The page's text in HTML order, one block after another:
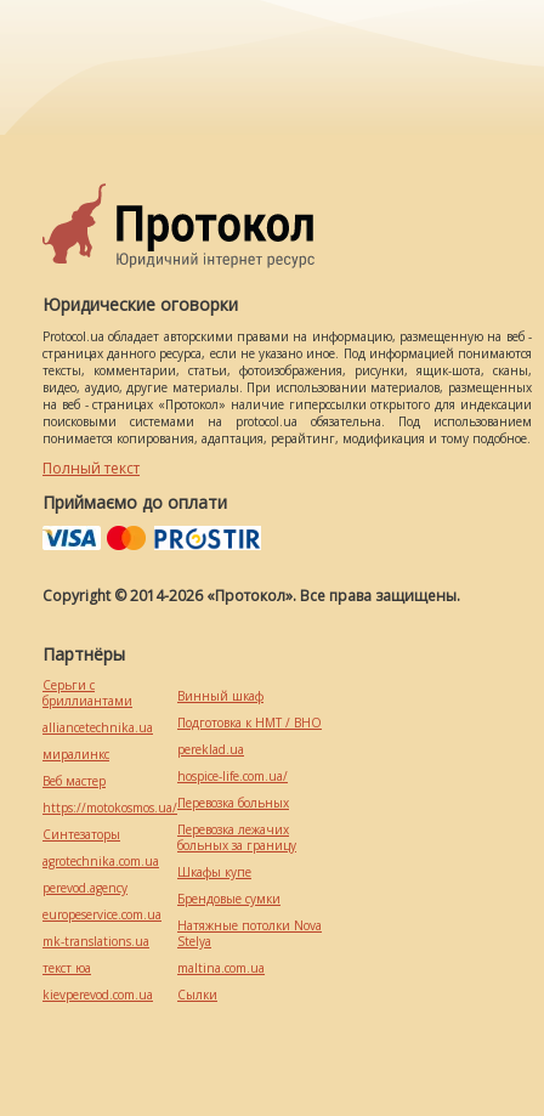
Юридические оговорки
Protocol.ua обладает авторскими правами на информацию, размещенную на веб -
страницах данного ресурса, если не указано иное. Под информацией понимаются
тексты, комментарии, статьи, фотоизображения, рисунки, ящик-шота, сканы,
видео, аудио, другие материалы. При использовании материалов, размещенных
на веб - страницах «Протокол» наличие гиперссылки открытого для индексации
поисковыми системами на protocol.ua обязательна. Под использованием
понимается копирования, адаптация, рерайтинг, модификация и тому подобное.
Полный текст
Приймаємо до оплати
Copyright © 2014-2026 «Протокол». Все права защищены.
Партнёры
Серьги с
бриллиантами
alliancetechnika.ua
миралинкс
Веб мастер
https://motokosmos.ua/
Синтезаторы
agrotechnika.com.ua
perevod.agency
europeservice.com.ua
mk-translations.ua
текст юа
kievperevod.com.ua
Винный шкаф
Подготовка к НМТ / ВНО
pereklad.ua
hospice-life.com.ua/
Перевозка больных
Перевозка лежачих
больных за границу
Шкафы купе
Брендовые сумки
Натяжные потолки Nova
Stelya
maltina.com.ua
Cылки